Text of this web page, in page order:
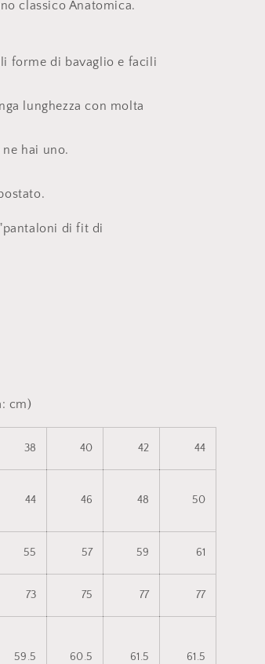
classico Anatomica.
forme di bavaglio e facili
lunghezza con molta
hai uno.
di fit di
cm)
38 40 42 44
44 46 48 50
55 57 59 61
73 75 77 77
59.5 60.5 61.5 61.5